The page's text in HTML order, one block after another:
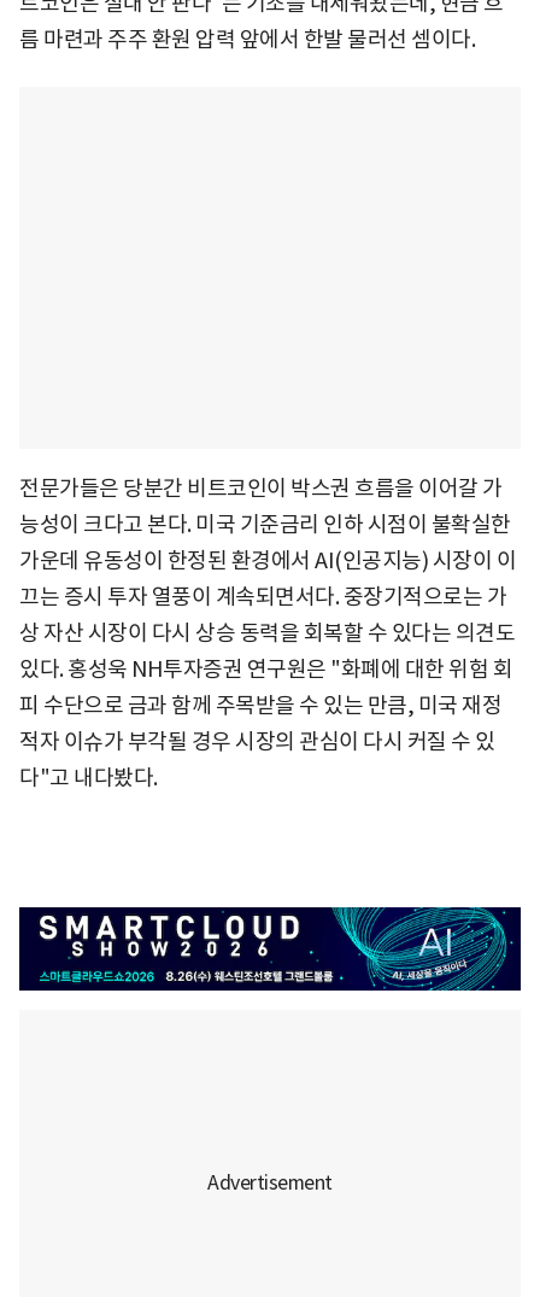
름 마련과 주주 환원 압력 앞에서 한발 물러선 셈이다.
전문가들은 당분간 비트코인이 박스권 흐름을 이어갈 가
능성이 크다고 본다. 미국 기준금리 인하 시점이 불확실한
가운데 유동성이 한정된 환경에서 AI(인공지능) 시장이 이
끄는 증시 투자 열풍이 계속되면서다. 중장기적으로는 가
상 자산 시장이 다시 상승 동력을 회복할 수 있다는 의견도
있다. 홍성욱 NH투자증권 연구원은 "화폐에 대한 위험 회
피 수단으로 금과 함께 주목받을 수 있는 만큼, 미국 재정
적자 이슈가 부각될 경우 시장의 관심이 다시 커질 수 있
다"고 내다봤다.